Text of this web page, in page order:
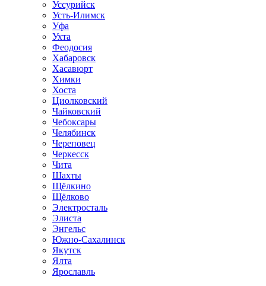
Уссурийск
Усть-Илимск
Уфа
Ухта
Феодосия
Хабаровск
Хасавюрт
Химки
Хоста
Циолковский
Чайковский
Чебоксары
Челябинск
Череповец
Черкесск
Чита
Шахты
Щёлкино
Щёлково
Электросталь
Элиста
Энгельс
Южно-Сахалинск
Якутск
Ялта
Ярославль